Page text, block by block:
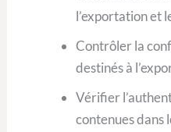
l’exportation et
Contrôler la
destinés à
Vérifier
contenues dans